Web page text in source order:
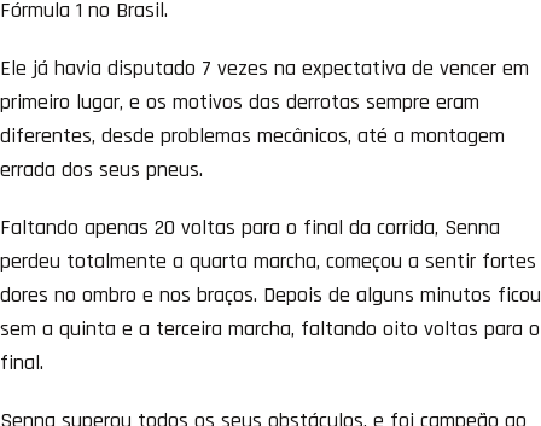
Fórmula 1 no Brasil.
Ele já havia disputado 7 vezes na expectativa de vencer em
primeiro lugar, e os motivos das derrotas sempre eram
diferentes, desde problemas mecânicos, até a montagem
errada dos seus pneus.
Faltando apenas 20 voltas para o final da corrida, Senna
perdeu totalmente a quarta marcha, começou a sentir fortes
dores no ombro e nos braços. Depois de alguns minutos ficou
sem a quinta e a terceira marcha, faltando oito voltas para o
final.
Senna superou todos os seus obstáculos, e foi campeão ao